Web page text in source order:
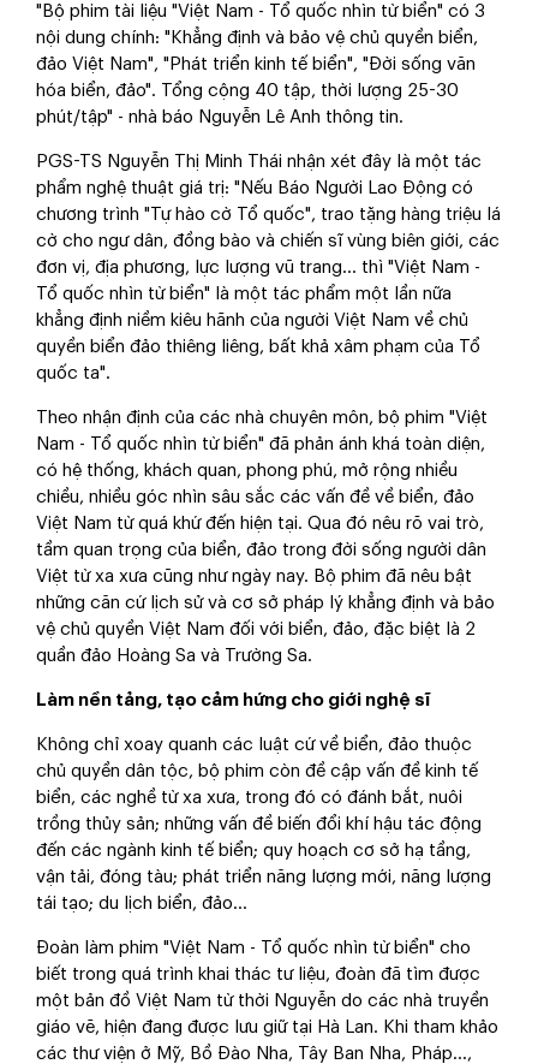
"Bộ phim tài liệu "Việt Nam - Tổ quốc nhìn từ biển" có 3
nội dung chính: "Khẳng định và bảo vệ chủ quyền biển,
đảo Việt Nam", "Phát triển kinh tế biển", "Đời sống văn
hóa biển, đảo". Tổng cộng 40 tập, thời lượng 25-30
phút/tập" - nhà báo Nguyễn Lê Anh thông tin.
PGS-TS Nguyễn Thị Minh Thái nhận xét đây là một tác
phẩm nghệ thuật giá trị: "Nếu Báo Người Lao Động có
chương trình "Tự hào cờ Tổ quốc", trao tặng hàng triệu lá
cờ cho ngư dân, đồng bào và chiến sĩ vùng biên giới, các
đơn vị, địa phương, lực lượng vũ trang... thì "Việt Nam -
Tổ quốc nhìn từ biển" là một tác phẩm một lần nữa
khẳng định niềm kiêu hãnh của người Việt Nam về chủ
quyền biển đảo thiêng liêng, bất khả xâm phạm của Tổ
quốc ta".
Theo nhận định của các nhà chuyên môn, bộ phim "Việt
Nam - Tổ quốc nhìn từ biển" đã phản ánh khá toàn diện,
có hệ thống, khách quan, phong phú, mở rộng nhiều
chiều, nhiều góc nhìn sâu sắc các vấn đề về biển, đảo
Việt Nam từ quá khứ đến hiện tại. Qua đó nêu rõ vai trò,
tầm quan trọng của biển, đảo trong đời sống người dân
Việt từ xa xưa cũng như ngày nay. Bộ phim đã nêu bật
những căn cứ lịch sử và cơ sở pháp lý khẳng định và bảo
vệ chủ quyền Việt Nam đối với biển, đảo, đặc biệt là 2
quần đảo Hoàng Sa và Trường Sa.
Làm nền tảng, tạo cảm hứng cho giới nghệ sĩ
Không chỉ xoay quanh các luật cứ về biển, đảo thuộc
chủ quyền dân tộc, bộ phim còn đề cập vấn đề kinh tế
biển, các nghề từ xa xưa, trong đó có đánh bắt, nuôi
trồng thủy sản; những vấn đề biến đổi khí hậu tác động
đến các ngành kinh tế biển; quy hoạch cơ sở hạ tầng,
vận tải, đóng tàu; phát triển năng lượng mới, năng lượng
tái tạo; du lịch biển, đảo…
Đoàn làm phim "Việt Nam - Tổ quốc nhìn từ biển" cho
biết trong quá trình khai thác tư liệu, đoàn đã tìm được
một bản đồ Việt Nam từ thời Nguyễn do các nhà truyền
giáo vẽ, hiện đang được lưu giữ tại Hà Lan. Khi tham khảo
các thư viện ở Mỹ, Bồ Đào Nha, Tây Ban Nha, Pháp…,